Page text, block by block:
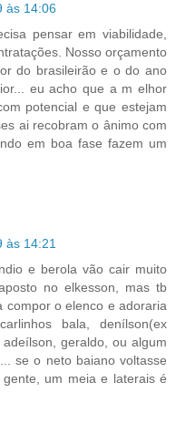
às 14:06
pensar em viabilidade,
Nosso orçamento
do brasileirão e o do ano
eu acho que a m elhor
potencial e que estejam
ai recobram o ânimo com
em boa fase fazem um
às 14:21
e berola vão cair muito
no elkesson, mas tb
compor o elenco e adoraria
bala, denílson(ex
geraldo, ou algum
se o neto baiano voltasse
um meia e laterais é